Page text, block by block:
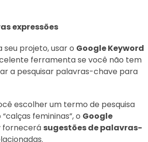
expressões
seu projeto, usar o Google Keyword
ferramenta se você não tem
a pesquisar palavras-chave para
escolher um termo de pesquisa
femininas”, o Google
fornecerá sugestões de palavras-